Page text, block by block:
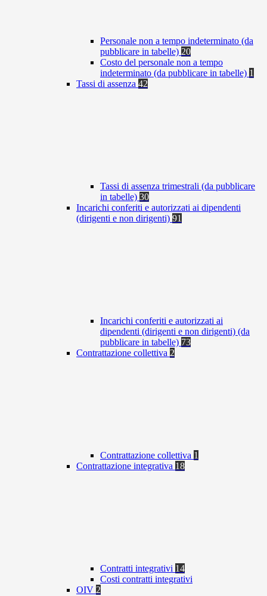
Personale non a tempo indeterminato (da
pubblicare in tabelle) 20
Costo del personale non a tempo
indeterminato (da pubblicare in tabelle) 1
Tassi di assenza 42
Tassi di assenza trimestrali (da pubblicare
in tabelle) 30
Incarichi conferiti e autorizzati ai dipendenti
(dirigenti e non dirigenti) 91
Incarichi conferiti e autorizzati ai
dipendenti (dirigenti e non dirigenti) (da
pubblicare in tabelle) 73
Contrattazione collettiva 2
Contrattazione collettiva 1
Contrattazione integrativa 18
Contratti integrativi 14
Costi contratti integrativi
OIV 2